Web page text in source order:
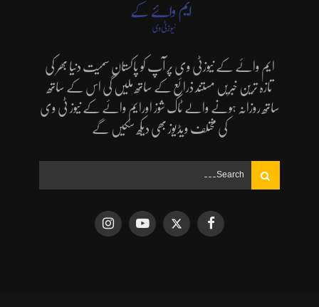
ایم وائے کے نیوزٹی وی پر آپ کو پاکستان سمیت دنیا بھر کی
تازہ ترین خبریں مستند ذرائع کے ساتھ ملیں گی اس کے ساتھ
ساتھ روزانہ ہونے والے ٹاک شوز اورایم وائے کے نیوز ٹی وی
کی مختلف ویڈیوز بھی دیکھ سکیں گے